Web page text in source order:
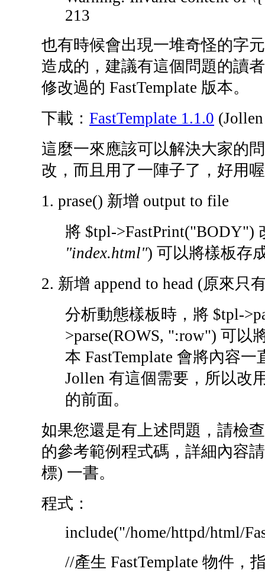
213
也有時候會出現一堆奇怪的字
造成的，建議有這個問題的讀
修改過的 FastTemplate 版本。
下載： FastTemplate 1.1.0
這麼一來應該可以解決大家的
改，而且用了一陣子了，好用
1. prase() 新增 output to file
將 $tpl->FastPrint("BODY")
"index.html") 可以將樣板存
2. 新增 append to head (原來只
分析動態樣板時，將 $tpl-
>parse(ROWS, ":row") 可
本 FastTemplate 會將內容
Jollen 有這個需要，所以改
的前面。
如果您還是有上述問題，請檢
的參考範例程式碼，詳細內容
標) 一書。
程式：
include("/home/httpd/html/
//產生 FastTemplate 物件，